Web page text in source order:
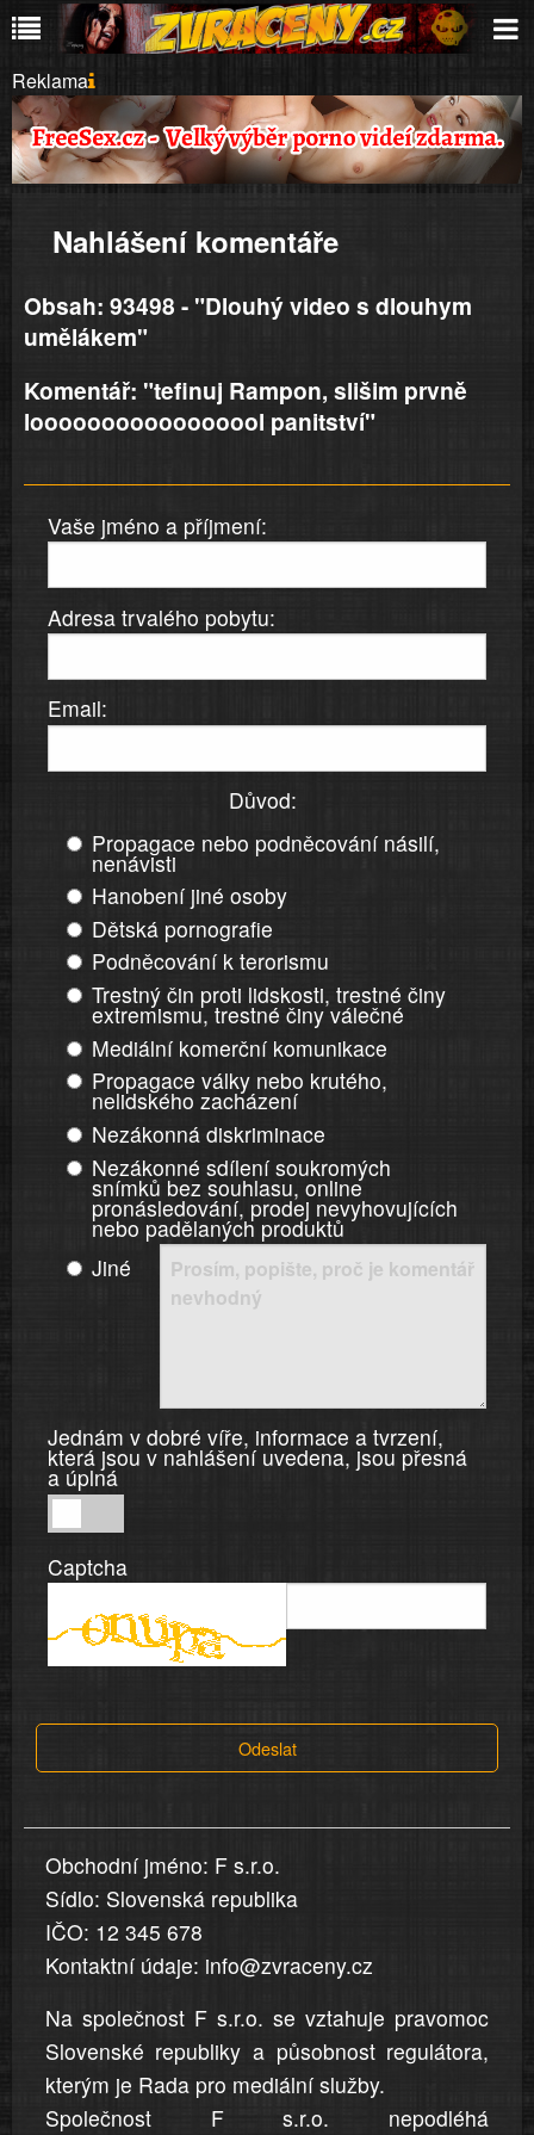
Reklama
Nahlášení komentáře
Obsah: 93498 - "Dlouhý video s dlouhym
umělákem"
Komentář: "tefinuj Rampon, slišim prvně
looooooooooooooool panitství"
Vaše jméno a příjmení:
Adresa trvalého pobytu:
Email:
Důvod:
Propagace nebo podněcování násilí,
nenávisti
Hanobení jiné osoby
Dětská pornografie
Podněcování k terorismu
Trestný čin proti lidskosti, trestné činy
extremismu, trestné činy válečné
Mediální komerční komunikace
Propagace války nebo krutého,
nelidského zacházení
Nezákonná diskriminace
Nezákonné sdílení soukromých
snímků bez souhlasu, online
pronásledování, prodej nevyhovujících
nebo padělaných produktů
Jiné
Jednám v dobré víře, informace a tvrzení,
která jsou v nahlášení uvedena, jsou přesná
a úplná
v
dobré
informace
v
uvedena,
jsou
přesná
a
úplná
Captcha
Odeslat
Obchodní jméno: F s.r.o.
Sídlo: Slovenská republika
IČO: 12 345 678
Kontaktní údaje: info@zvraceny.cz
Na společnost F s.r.o. se vztahuje pravomoc
Slovenské republiky a působnost regulátora,
kterým je Rada pro mediální služby.
Společnost F s.r.o. nepodléhá